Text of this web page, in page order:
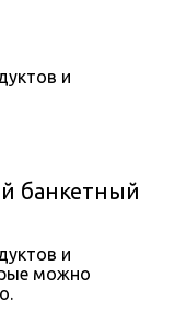
и
банкетный
и
можно